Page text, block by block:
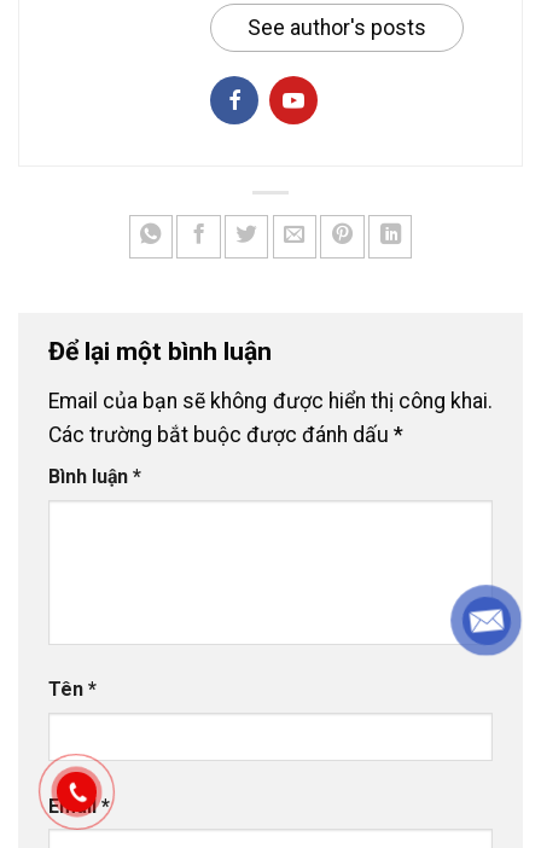
See author's posts
Để lại một bình luận
Email của bạn sẽ không được hiển thị công khai.
Các trường bắt buộc được đánh dấu *
Bình luận *
Tên *
Email*